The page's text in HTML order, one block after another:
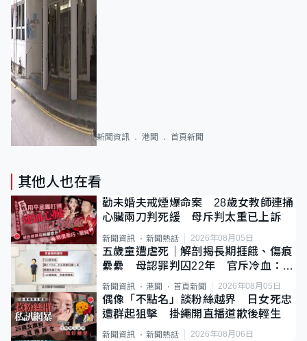
新聞資訊 港聞 首頁新聞
其他人也在看
勸未婚夫戒煙爆命案 28歲女教師連捅
心臟兩刀判死緩 母斥判太重已上訴
新聞資訊 新聞熱話 2026年08月05日
五歲童遭虐死｜解剖揭長期捱餓、傷痕
纍纍 母認罪判囚22年 官斥冷血：同
類案最惡劣
新聞資訊 港聞 首頁新聞 2026年08月05日
偶像「不點名」談粉絲越界 日女死忠
遭群起狙擊 掛繩開直播道歉後輕生
新聞資訊 新聞熱話 2026年08月06日